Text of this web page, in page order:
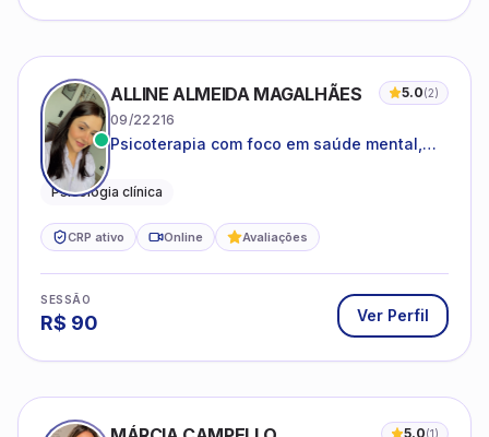
ALLINE ALMEIDA MAGALHÃES 5.0(2)
09/22216
Psicoterapia com foco em saúde mental,
adolescentes e adultos.
Psicologia clínica
CRP ativo Online Avaliações
SESSÃO
R$ 90 Ver Perfil
5.0(1)